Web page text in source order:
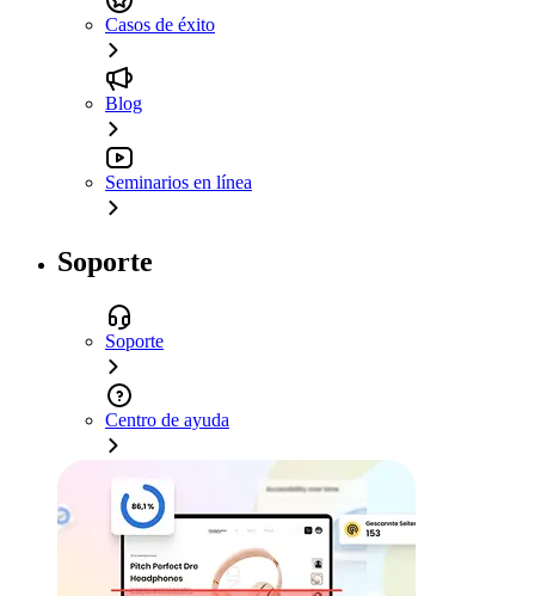
Casos de éxito
Blog
Seminarios en línea
Soporte
Soporte
Centro de ayuda